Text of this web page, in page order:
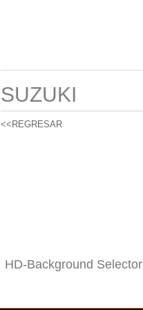
SUZUKI
<<REGRESAR
HD-Background Selector